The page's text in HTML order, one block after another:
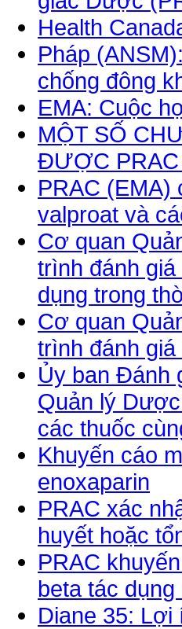
Health
Pháp
chống đông
EMA: Cuộc
MỘT SỐ
ĐƯỢC PRAC
PRAC (EMA)
valproat và
Cơ quan
trình đánh
dụng trong
Cơ quan
trình đánh
Ủy ban Đánh
Quản lý
các thuốc
Khuyến cáo
enoxaparin
PRAC xác
huyết hoặc
PRAC
beta tác
Diane 35: